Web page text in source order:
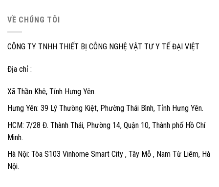
VỀ CHÚNG TÔI
CÔNG TY TNHH THIẾT BỊ CÔNG NGHỆ VẬT TƯ Y TẾ ĐẠI VIỆT
Địa chỉ :
Xã Thần Khê, Tỉnh Hưng Yên.
Hưng Yên: 39 Lý Thường Kiệt, Phường Thái Bình, Tỉnh Hưng Yên.
HCM: 7/28 Đ. Thành Thái, Phường 14, Quận 10, Thành phố Hồ Chí
Minh.
Hà Nội: Tòa S103 Vinhome Smart City , Tây Mỗ , Nam Từ Liêm, Hà
Nội.